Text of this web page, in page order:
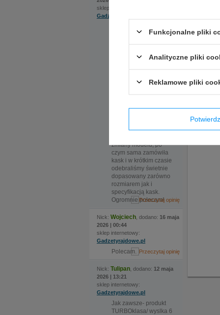
sklep internetowy:
Gadzetyrajdowe.pl
zasługuje bardzo
zaproponowała
Do sklepu
kasku jaki nas
zmiany modelu, po
czym sama zamówiła
kask i w krótkim czasie
odebraliśmy świetnie
dopasowany zarówno
rozmiarem jak i
specyfikacją kask.
Ogromnie polecam!
Nick: Wojciech , dodano: 16 maja
2026 | 00:44
sklep internetowy:
Gadzetyrajdowe.pl
Polecam.
Nick: Tulipan , dodano: 12 maja
2026 | 13:21
sklep internetowy:
Gadzetyrajdowe.pl
Jak zawsze- produkt
TURBOklasa/ wyslka 6
Opinie
Jeżeli
Funkcjonalne pliki
Analityczne pliki
Reklamowe pliki